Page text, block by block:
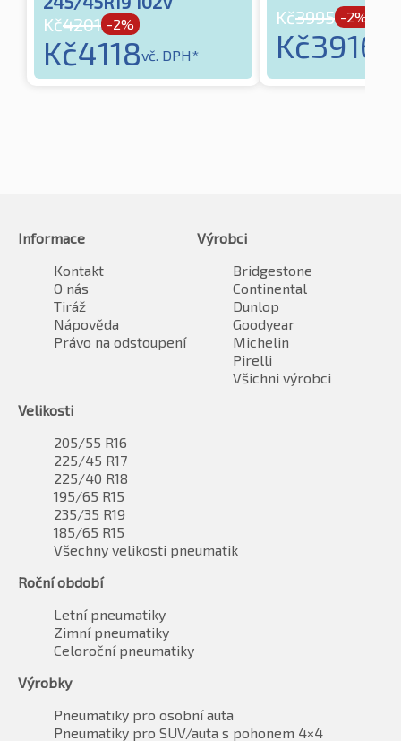
Kč4201 -2%
Kč4118vč. DPH*
Kč3995 -2%
Kč3916
Informace
Kontakt
O nás
Tiráž
Nápověda
Právo na odstoupení
Výrobci
Bridgestone
Continental
Dunlop
Goodyear
Michelin
Pirelli
Všichni výrobci
Velikosti
205/55 R16
225/45 R17
225/40 R18
195/65 R15
235/35 R19
185/65 R15
Všechny velikosti pneumatik
Roční období
Letní pneumatiky
Zimní pneumatiky
Celoroční pneumatiky
Výrobky
Pneumatiky pro osobní auta
Pneumatiky pro SUV/auta s pohonem 4×4